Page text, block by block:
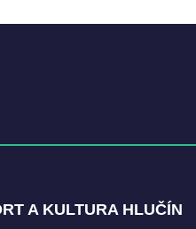
A KULTURA HLUČÍN